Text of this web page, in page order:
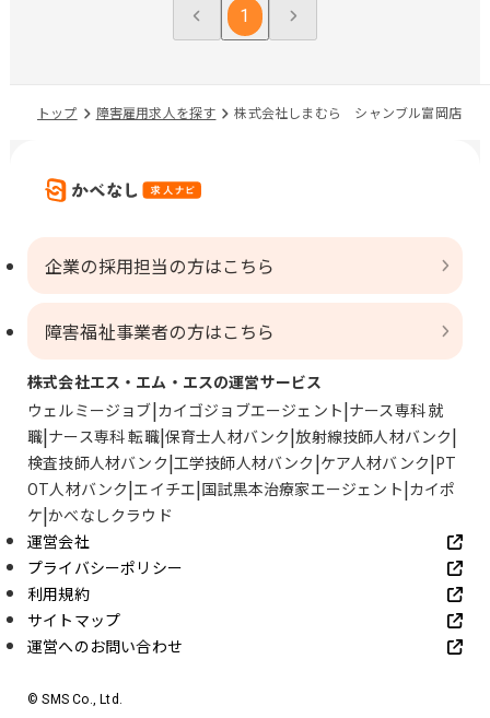
1
トップ 障害雇用求人を探す 株式会社しまむら シャンブル富岡店
企業の採用担当の方はこちら
障害福祉事業者の方はこちら
株式会社エス・エム・エスの運営サービス
ウェルミージョブ カイゴジョブエージェント ナース専科 就
職 ナース専科 転職 保育士人材バンク 放射線技師人材バンク
検査技師人材バンク 工学技師人材バンク ケア人材バンク PT
OT人材バンク エイチエ 国試黒本治療家エージェント カイポ
ケ かべなしクラウド
運営会社
プライバシーポリシー
利用規約
サイトマップ
運営へのお問い合わせ
© SMS Co., Ltd.